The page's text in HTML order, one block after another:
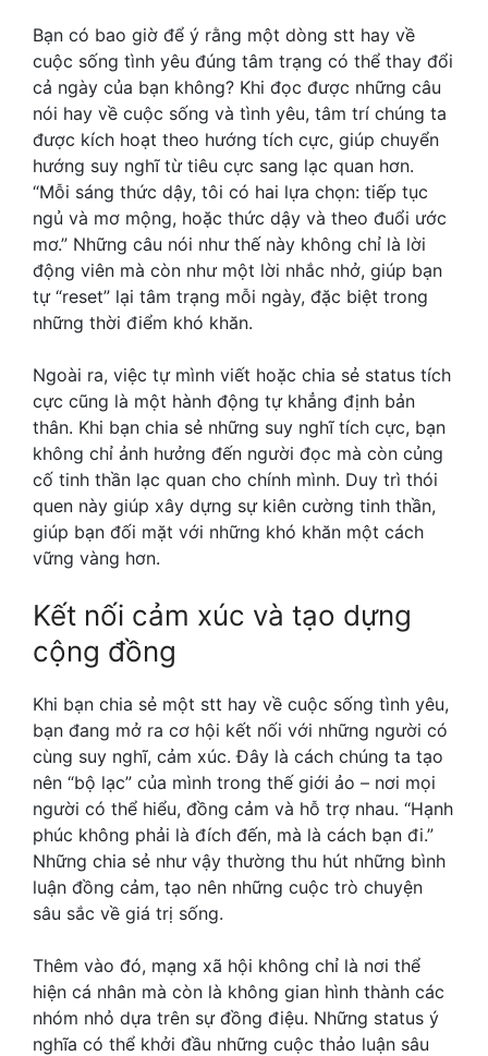
Bạn có bao giờ để ý rằng một dòng stt hay về
cuộc sống tình yêu đúng tâm trạng có thể thay đổi
cả ngày của bạn không? Khi đọc được những câu
nói hay về cuộc sống và tình yêu, tâm trí chúng ta
được kích hoạt theo hướng tích cực, giúp chuyển
hướng suy nghĩ từ tiêu cực sang lạc quan hơn.
“Mỗi sáng thức dậy, tôi có hai lựa chọn: tiếp tục
ngủ và mơ mộng, hoặc thức dậy và theo đuổi ước
mơ.” Những câu nói như thế này không chỉ là lời
động viên mà còn như một lời nhắc nhở, giúp bạn
tự “reset” lại tâm trạng mỗi ngày, đặc biệt trong
những thời điểm khó khăn.
Ngoài ra, việc tự mình viết hoặc chia sẻ status tích
cực cũng là một hành động tự khẳng định bản
thân. Khi bạn chia sẻ những suy nghĩ tích cực, bạn
không chỉ ảnh hưởng đến người đọc mà còn củng
cố tinh thần lạc quan cho chính mình. Duy trì thói
quen này giúp xây dựng sự kiên cường tinh thần,
giúp bạn đối mặt với những khó khăn một cách
vững vàng hơn.
Kết nối cảm xúc và tạo dựng
cộng đồng
Khi bạn chia sẻ một stt hay về cuộc sống tình yêu,
bạn đang mở ra cơ hội kết nối với những người có
cùng suy nghĩ, cảm xúc. Đây là cách chúng ta tạo
nên “bộ lạc” của mình trong thế giới ảo – nơi mọi
người có thể hiểu, đồng cảm và hỗ trợ nhau. “Hạnh
phúc không phải là đích đến, mà là cách bạn đi.”
Những chia sẻ như vậy thường thu hút những bình
luận đồng cảm, tạo nên những cuộc trò chuyện
sâu sắc về giá trị sống.
Thêm vào đó, mạng xã hội không chỉ là nơi thể
hiện cá nhân mà còn là không gian hình thành các
nhóm nhỏ dựa trên sự đồng điệu. Những status ý
nghĩa có thể khởi đầu những cuộc thảo luận sâu